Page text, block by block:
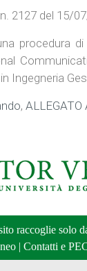
2127 del 15/
procedura
Ingegneria
, ALLEGATO
raccoglie solo
| Contatti e